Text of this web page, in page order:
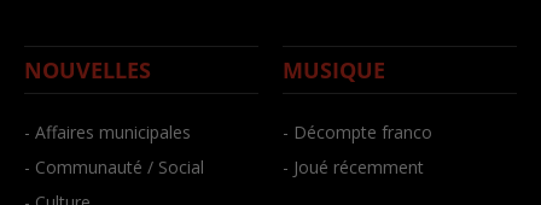
NOUVELLES
- Affaires municipales
- Communauté / Social
MUSIQUE
- Décompte franco
- Joué récemment